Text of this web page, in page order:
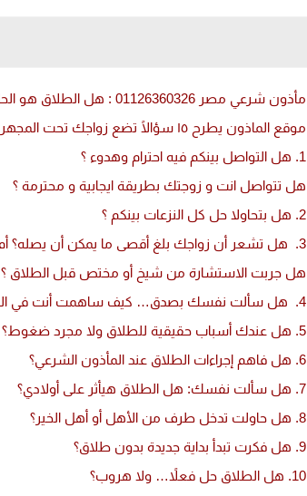
مأذون شرعي مصر 01126360326 : هل الطلاق هو الحل ؟
موقع الماذون يطرح ١٥ سؤالًا تضع زواجك تحت المجهر قبل اتخاذ قرار الطلاق عند المأذون الشرعي
1. هل التواصل بينكم فيه احترام وهدوء ؟
هل تتواصل انت و زوجتك بطريقة ايجابية و محترمة ؟
2. هل بتحاولا حل كل النزعات بينكم ؟
3. هل تشعر أن زواجك بلغ أقصى ما يمكن أن يصله؟ أم أنك مرهق من كثرة المحاولات التي لم تُثمر ؟
هل جربت الاستشارة من شيخ أو مختص قبل الطلاق ؟
4. هل سألت نفسك بصدق… كيف ساهمت أنت في المشكلة؟
5. هل عندك أسباب حقيقية للطلاق ولا مجرد ضغوط؟
6. هل فاهم إجراءات الطلاق عند المأذون الشرعي؟
7. هل سألت نفسك: هل الطلاق هيأثر على أولادي؟
8. هل حاولت تدخل طرف من الأهل أو أهل الخير؟
9. هل فكرت تبدأ بداية جديدة بدون طلاق؟
10. هل الطلاق حل فعلاً… ولا هروب؟